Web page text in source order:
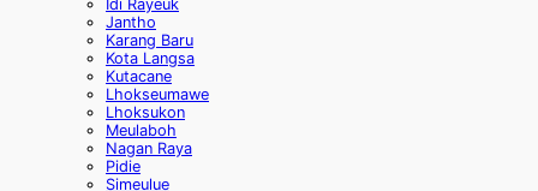
Idi Rayeuk
Jantho
Karang Baru
Kota Langsa
Kutacane
Lhokseumawe
Lhoksukon
Meulaboh
Nagan Raya
Pidie
Simeulue